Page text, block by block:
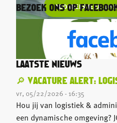
ABONNEER JE OP
BEZOEK ONS OP
LAATSTE NIEUWS
🔎 VACATURE ALERT:
vr, 05/22/2026 - 16:35
Hou jij van logistiek &
een dynamische omgeving?